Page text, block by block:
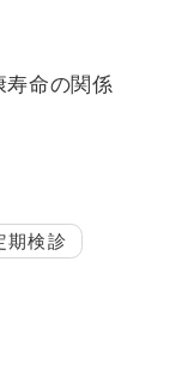
寿命の関係
期検診